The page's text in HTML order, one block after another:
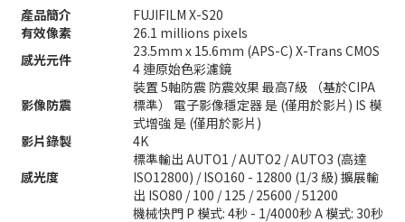
產品簡介
FUJIFILM X-S20
有效像素
26.1 millions pixels
感光元件
23.5mm x 15.6mm (APS-C) X-Trans CMOS
4 連原始色彩濾鏡
影像防震
裝置 5軸防震 防震效果 最高7級 （基於CIPA
標準） 電子影像穩定器 是 (僅用於影片) IS 模
式增強 是 (僅用於影片)
影片錄製
4K
感光度
標準輸出 AUTO1 / AUTO2 / AUTO3 (高達
ISO12800) / ISO160 - 12800 (1/3 級) 擴展輸
出 ISO80 / 100 / 125 / 25600 / 51200
機械快門 P 模式: 4秒 - 1/4000秒 A 模式: 30秒